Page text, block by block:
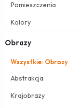
Pomieszczenia
Kolory
Obrazy
Wszystkie: Obrazy
Abstrakcja
Krajobrazy